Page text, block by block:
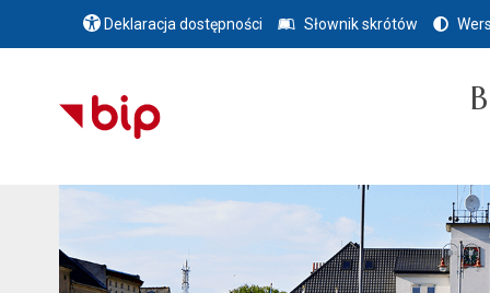
Deklaracja dostępności Słownik skrótów